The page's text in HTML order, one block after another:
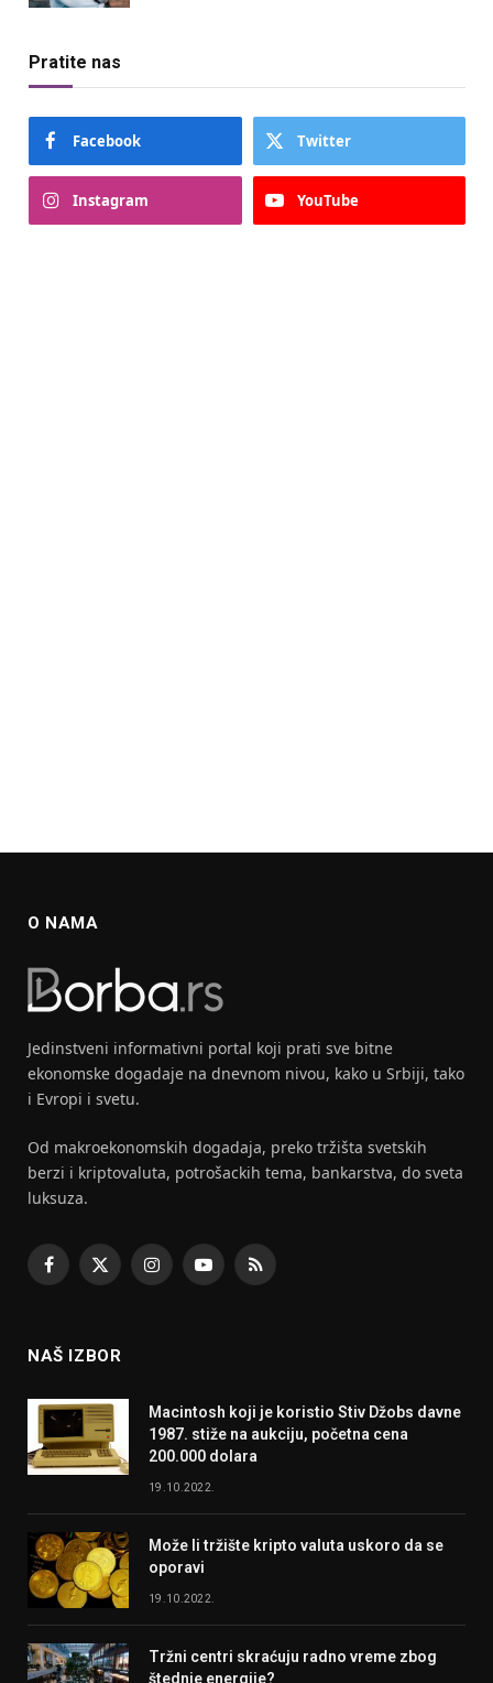
Pratite nas
Facebook Twitter
Instagram YouTube
O NAMA
Jedinstveni informativni portal koji prati sve bitne
ekonomske dogadaje na dnevnom nivou, kako u Srbiji, tako
i Evropi i svetu.
Od makroekonomskih dogadaja, preko tržišta svetskih
berzi i kriptovaluta, potrošackih tema, bankarstva, do sveta
luksuza.
Facebook
X
InstagramYouTubeRSS
NAŠ IZBOR
Macintosh koji je koristio Stiv Džobs davne
1987. stiže na aukciju, početna cena
200.000 dolara
19.10.2022.
Može li tržište kripto valuta uskoro da se
oporavi
19.10.2022.
Tržni centri skraćuju radno vreme zbog
štednje energije?